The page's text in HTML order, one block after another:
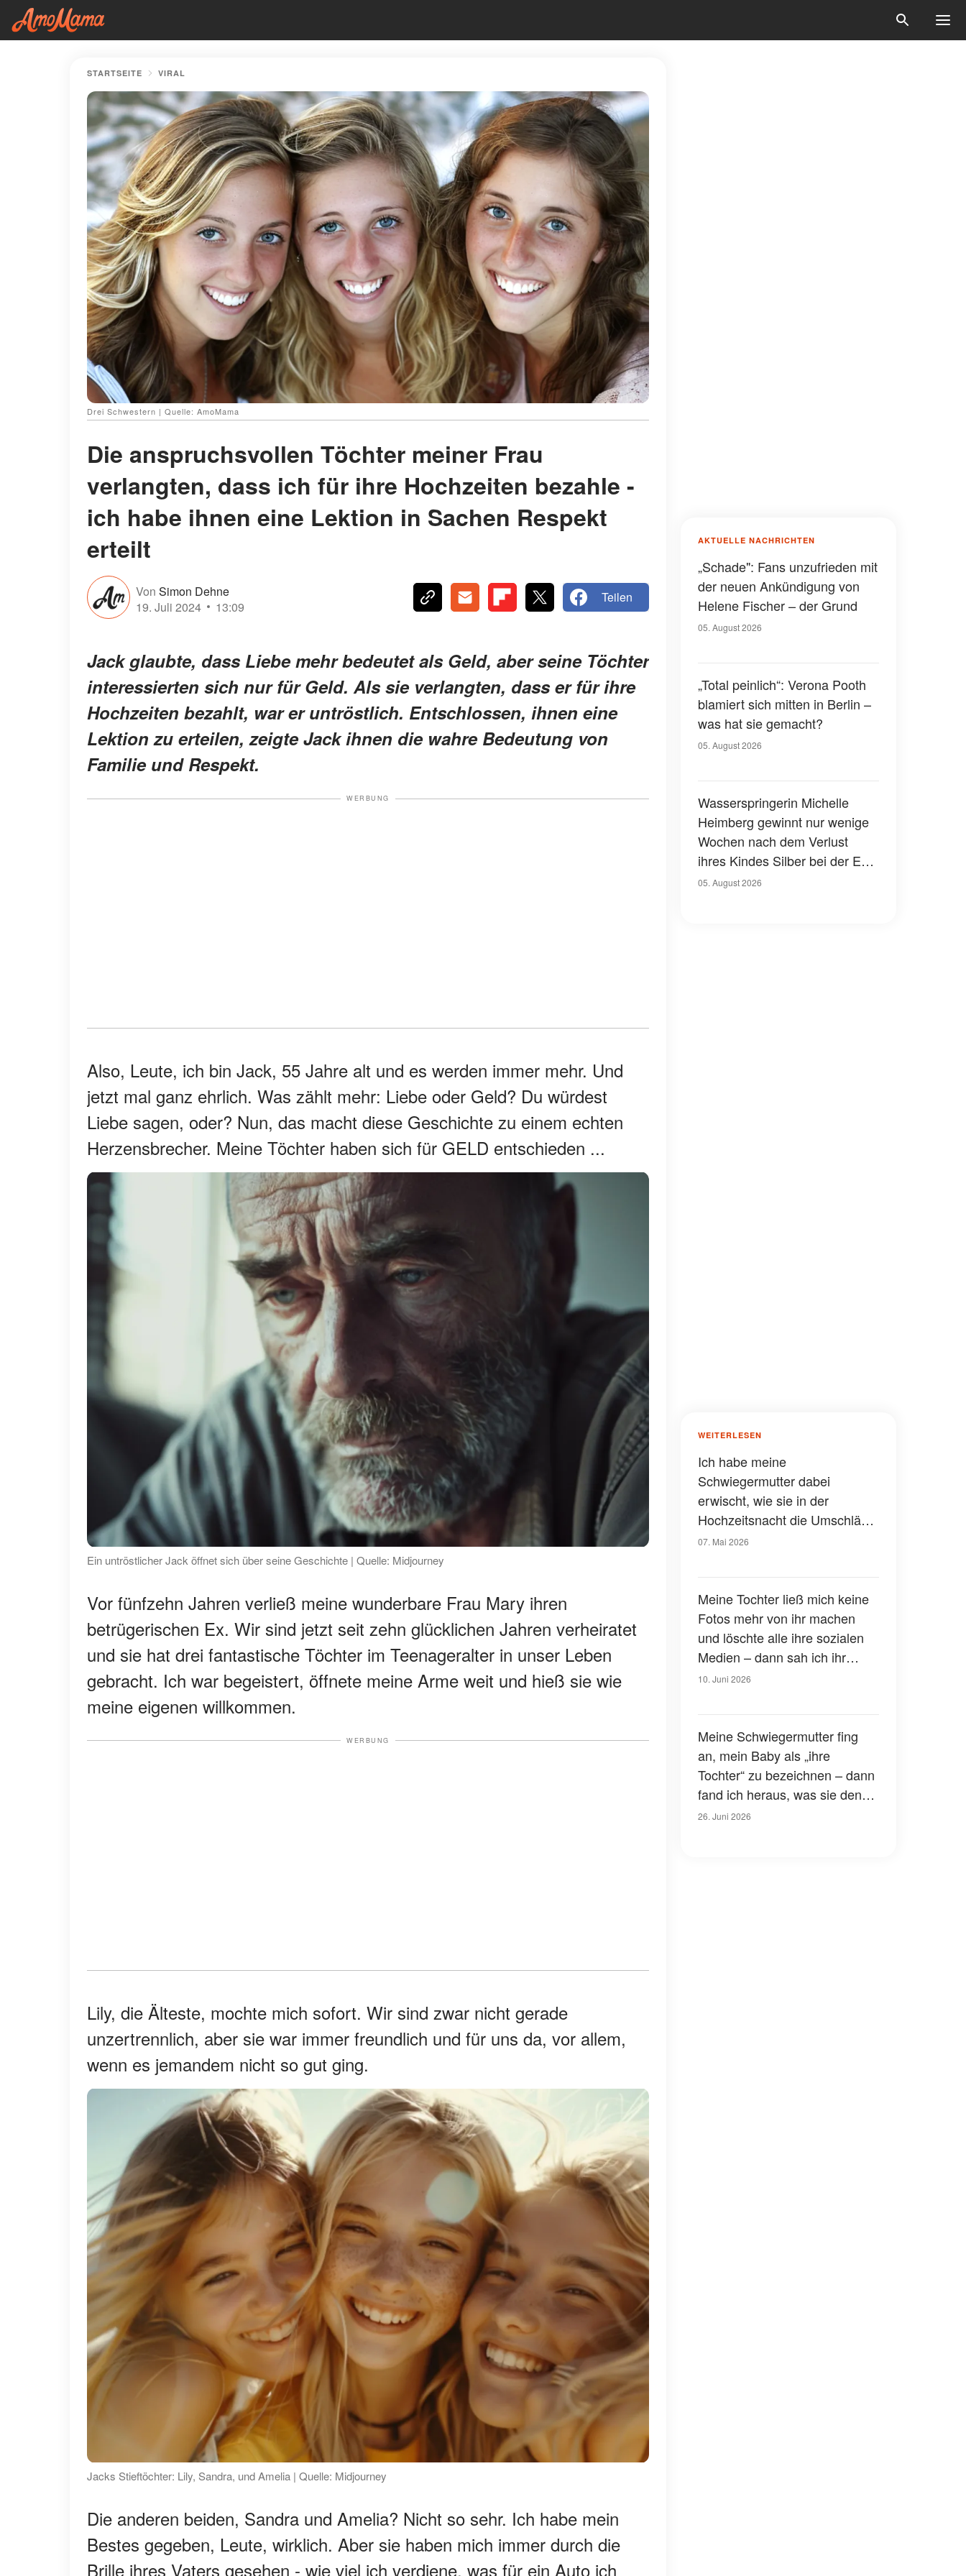
STARTSEITE VIRAL
Drei Schwestern | Quelle: AmoMama
Die anspruchsvollen Töchter meiner Frau
verlangten, dass ich für ihre Hochzeiten bezahle -
ich habe ihnen eine Lektion in Sachen Respekt
erteilt
Von Simon Dehne
19. Juli 2024
13:09
Teilen
Jack glaubte, dass Liebe mehr bedeutet als Geld, aber seine Töchter
interessierten sich nur für Geld. Als sie verlangten, dass er für ihre
Hochzeiten bezahlt, war er untröstlich. Entschlossen, ihnen eine
Lektion zu erteilen, zeigte Jack ihnen die wahre Bedeutung von
Familie und Respekt.
WERBUNG
Also, Leute, ich bin Jack, 55 Jahre alt und es werden immer mehr. Und
jetzt mal ganz ehrlich. Was zählt mehr: Liebe oder Geld? Du würdest
Liebe sagen, oder? Nun, das macht diese Geschichte zu einem echten
Herzensbrecher. Meine Töchter haben sich für GELD entschieden ...
Ein untröstlicher Jack öffnet sich über seine Geschichte | Quelle: Midjourney
Vor fünfzehn Jahren verließ meine wunderbare Frau Mary ihren
betrügerischen Ex. Wir sind jetzt seit zehn glücklichen Jahren verheiratet
und sie hat drei fantastische Töchter im Teenageralter in unser Leben
gebracht. Ich war begeistert, öffnete meine Arme weit und hieß sie wie
meine eigenen willkommen.
WERBUNG
Lily, die Älteste, mochte mich sofort. Wir sind zwar nicht gerade
unzertrennlich, aber sie war immer freundlich und für uns da, vor allem,
wenn es jemandem nicht so gut ging.
Jacks Stieftöchter: Lily, Sandra, und Amelia | Quelle: Midjourney
Die anderen beiden, Sandra und Amelia? Nicht so sehr. Ich habe mein
Bestes gegeben, Leute, wirklich. Aber sie haben mich immer durch die
Brille ihres Vaters gesehen - wie viel ich verdiene, was für ein Auto ich
AKTUELLE NACHRICHTEN
„Schade": Fans unzufrieden mit
der neuen Ankündigung von
Helene Fischer – der Grund
05. August 2026
„Total peinlich“: Verona Pooth
blamiert sich mitten in Berlin –
was hat sie gemacht?
05. August 2026
Wasserspringerin Michelle
Heimberg gewinnt nur wenige
Wochen nach dem Verlust
ihres Kindes Silber bei der EM
– eine herzzerreißende
05. August 2026
WEITERLESEN
Ich habe meine
Schwiegermutter dabei
erwischt, wie sie in der
Hochzeitsnacht die Umschläge
mit unserem Hochzeitsgeld
Lektion erteilt, die sie nie
vergessen wird
07. Mai 2026
Meine Tochter ließ mich keine
Fotos mehr von ihr machen
und löschte alle ihre sozialen
Medien – dann sah ich ihr
Gesicht auf einem Plakat für
10. Juni 2026
Meine Schwiegermutter fing
an, mein Baby als „ihre
Tochter“ zu bezeichnen – dann
fand ich heraus, was sie den
Leuten erzählt hatte
26. Juni 2026